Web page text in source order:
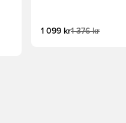
1 099 kr1 376 kr